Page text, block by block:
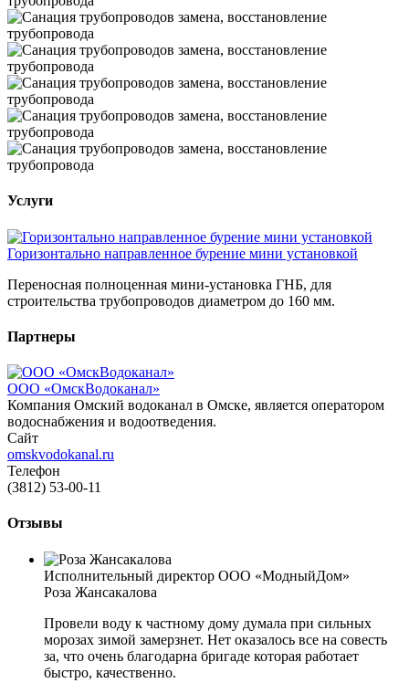
Услуги
Горизонтально направленное бурение мини установкой
Переносная полноценная мини-установка ГНБ, для
строительства трубопроводов диаметром до 160 мм.
Партнеры
ООО «ОмскВодоканал»
Компания Омский водоканал в Омске, является оператором
водоснабжения и водоотведения.
Сайт
omskvodokanal.ru
Телефон
(3812) 53-00-11
Отзывы
Исполнительный директор ООО «МодныйДом»
Роза Жансакалова
Провели воду к частному дому думала при сильных
морозах зимой замерзнет. Нет оказалось все на совесть
за, что очень благодарна бригаде которая работает
быстро, качественно.